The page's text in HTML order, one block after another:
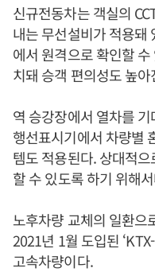
신규전동차는 객실의
내는 무선설비가 적용돼
에서 원격으로 확인할
치돼 승객 편의성도 높아
역 승강장에서 열차를
행선표시기에서 차량별
템도 적용된다. 상대적
할 수 있도록 하기 위해
노후차량 교체의 일환으
2021년 1월 도입된
고속차량이다.